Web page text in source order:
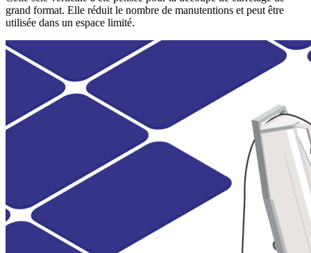
grand format. Elle réduit le nombre de manutentions et peut être
utilisée dans un espace limité.